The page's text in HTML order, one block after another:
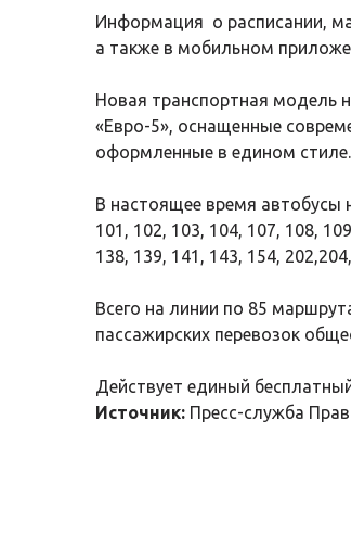
Информация о расписании,
а также в мобильном
Новая транспортная модель
«Евро-5», оснащенные
оформленные в едином стиле.
В настоящее время автобусы
101, 102, 103, 104, 107, 108,
138, 139, 141, 143, 154,
Всего на линии по 85
пассажирских перевозок
Действует единый
Источник: Пресс-служба